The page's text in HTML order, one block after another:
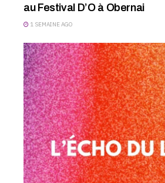
au Festival D’O à Obernai
1 SEMAINE AGO